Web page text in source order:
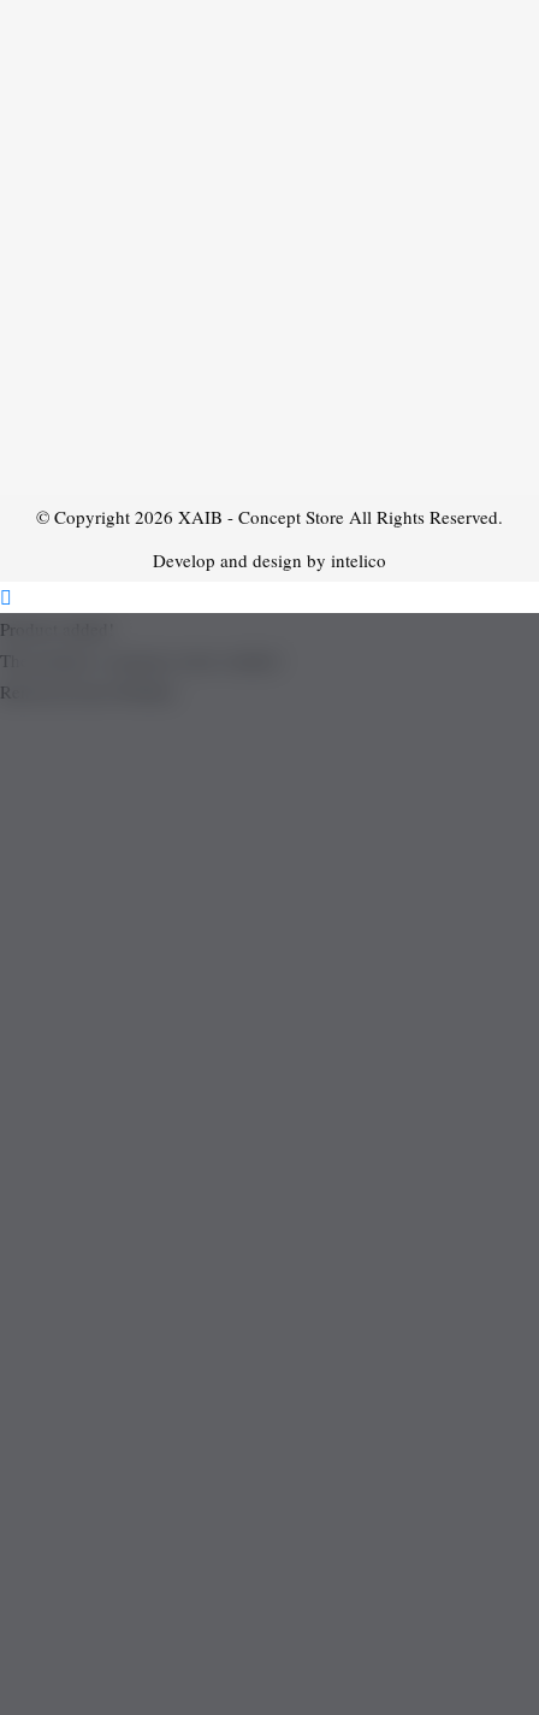
© Copyright 2026 XAIB - Concept Store All Rights Reserved.
Develop and design by intelico
Product added!
The product is already in the wishlist!
Removed from Wishlist